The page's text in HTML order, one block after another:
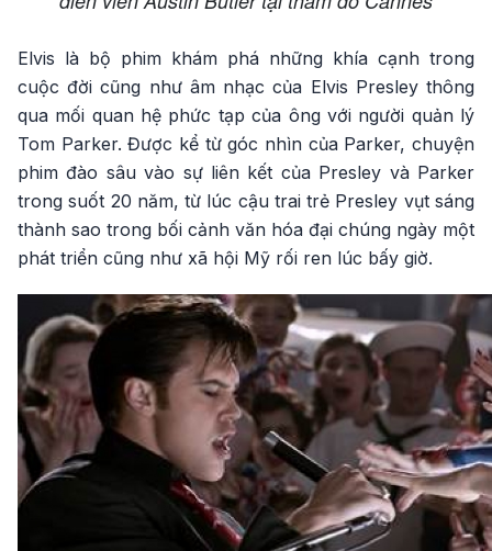
Elvis là bộ phim khám phá những khía cạnh trong
cuộc đời cũng như âm nhạc của Elvis Presley thông
qua mối quan hệ phức tạp của ông với người quản lý
Tom Parker. Được kể từ góc nhìn của Parker, chuyện
phim đào sâu vào sự liên kết của Presley và Parker
trong suốt 20 năm, từ lúc cậu trai trẻ Presley vụt sáng
thành sao trong bối cảnh văn hóa đại chúng ngày một
phát triển cũng như xã hội Mỹ rối ren lúc bấy giờ.